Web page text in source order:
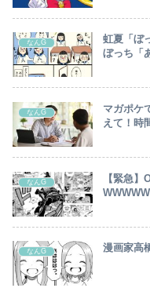
なんG
虹夏「ぼ
ぼっち「
なんG
マガポケ
えて！時
なんG
【緊急
なんG 漫画家高